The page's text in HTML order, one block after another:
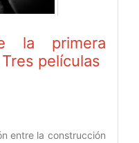
la primera
películas
entre la construcción